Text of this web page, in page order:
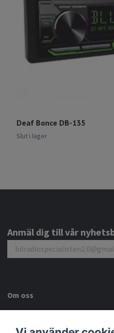
Deaf Bonce DB-135
Slut i lager
Anmäl dig till vår
Om oss